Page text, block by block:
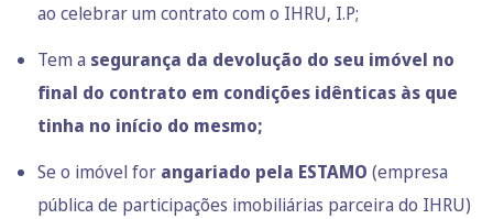
ao celebrar um contrato com o IHRU, I.P;
Tem a segurança da devolução do seu imóvel no
final do contrato em condições idênticas às que
tinha no início do mesmo;
Se o imóvel for angariado pela ESTAMO (empresa
pública de participações imobiliárias parceira do IHRU)